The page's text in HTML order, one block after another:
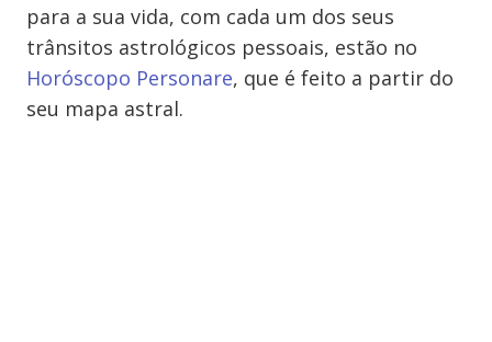
para a sua vida, com cada um dos seus
trânsitos astrológicos pessoais, estão no
Horóscopo Personare, que é feito a partir do
seu mapa astral.